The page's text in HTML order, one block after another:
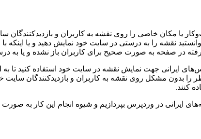
یا مکان خاصی را روی نقشه به کاربران و بازدیدکنندگان
نقشه را به درستی در سایت خود نمایش دهید و یا
در صفحه به صورت صحیح برای کاربران باز نشده و یا به
ایرانی جهت نمایش نقشه در سایت خود استفاده کنید تا
را بدون مشکل روی نقشه به کاربران و بازدیدکنندگان
کنند.
ایرانی در وردپرس بپردازیم و شیوه انجام این کار به صورت